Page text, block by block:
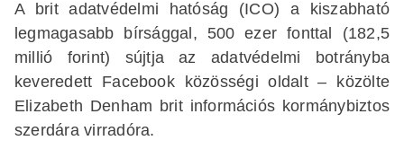
A brit adatvédelmi hatóság (ICO) a kiszabható
legmagasabb bírsággal, 500 ezer fonttal (182,5
millió forint) sújtja az adatvédelmi botrányba
keveredett Facebook közösségi oldalt – közölte
Elizabeth Denham brit információs kormánybiztos
szerdára virradóra.